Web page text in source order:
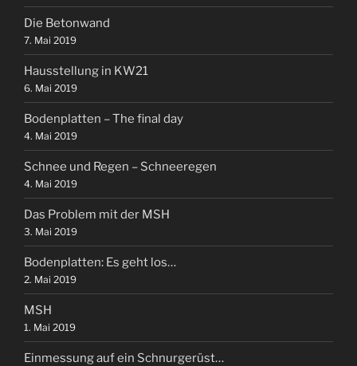
Die Betonwand
7. Mai 2019
Hausstellung in KW21
6. Mai 2019
Bodenplatten – The final day
4. Mai 2019
Schnee und Regen – Schneeregen
4. Mai 2019
Das Problem mit der MSH
3. Mai 2019
Bodenplatten: Es geht los…
2. Mai 2019
MSH
1. Mai 2019
Einmessung auf ein Schnurgerüst…